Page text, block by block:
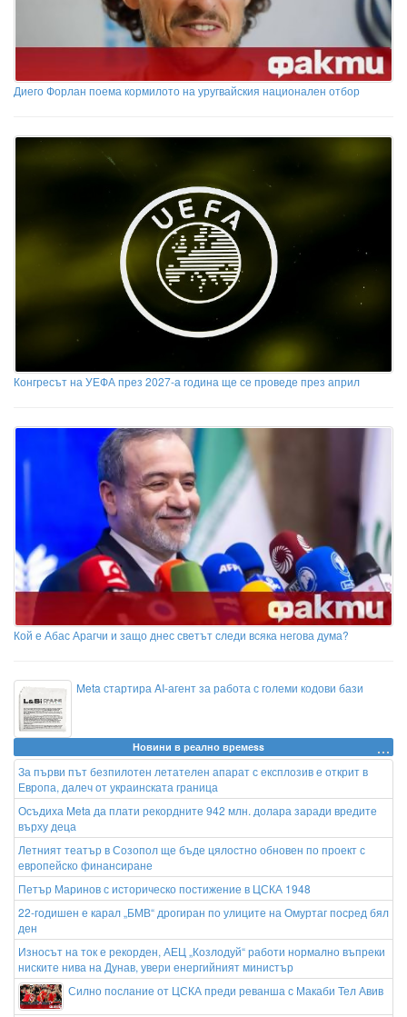
Диего Форлан поема кормилото на уругвайския национален отбор
Конгресът на УЕФА през 2027-а година ще се проведе през април
Кой е Абас Арагчи и защо днес светът следи всяка негова дума?
Meta стартира AI-агент за работа с големи кодови бази
Новини в реално времеss
За първи път безпилотен летателен апарат с експлозив е открит в
Европа, далеч от украинската граница
Осъдиха Meta да плати рекордните 942 млн. долара заради вредите
върху деца
Летният театър в Созопол ще бъде цялостно обновен по проект с
европейско финансиране
Петър Маринов с историческо постижение в ЦСКА 1948
22-годишен е карал „БМВ“ дрогиран по улиците на Омуртаг посред бял
ден
Износът на ток е рекорден, АЕЦ „Козлодуй“ работи нормално въпреки
ниските нива на Дунав, увери енергийният министър
Силно послание от ЦСКА преди реванша с Макаби Тел Авив